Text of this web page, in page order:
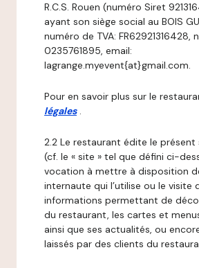
R.C.S. Rouen (numéro Siret
ayant son siège social au BOIS
numéro de TVA: FR62921316428,
0235761895, email:
lagrange.myevent{at}gmail.com.
Pour en savoir plus sur le
légales .
2.2 Le restaurant édite le
(cf. le « site » tel que défini ci-
vocation à mettre à disposition
internaute qui l’utilise ou le visite
informations permettant de
du restaurant, les cartes et
ainsi que ses actualités, ou
laissés par des clients du